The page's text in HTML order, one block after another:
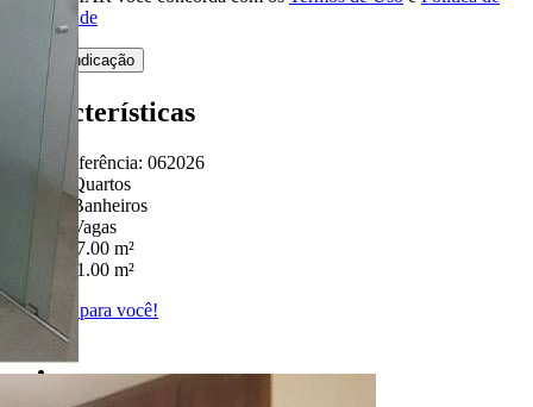
Privacidade
Enviar Indicação
Características
Referência: 062026
3 Quartos
3 Banheiros
2 Vagas
207.00 m²
351.00 m²
Ligamos para você!